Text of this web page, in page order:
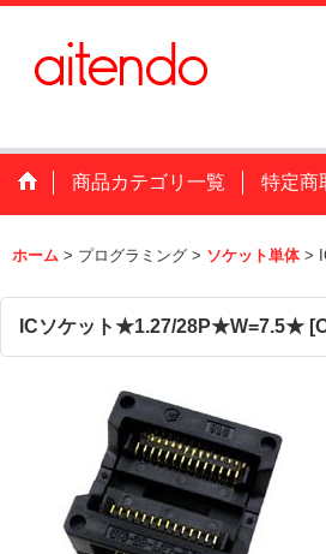
商品カテゴリ一覧 特定商
ホーム > プログラミング > ソケット単体 >
ICソケット★1.27/28P★W=7.5★ [